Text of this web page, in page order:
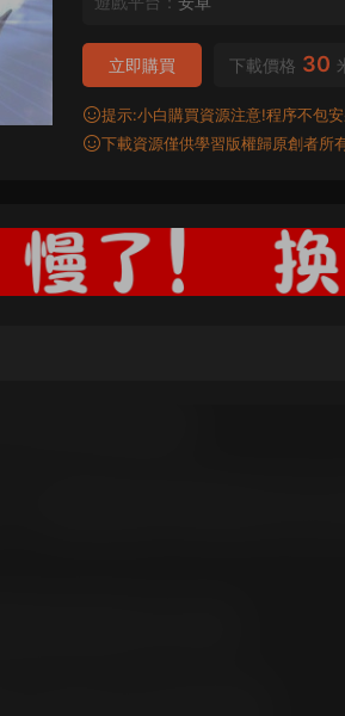
下載價格 30
立即購買
提示:小白購買資源注意!程序不包
下載資源僅供學習版權歸原創者所